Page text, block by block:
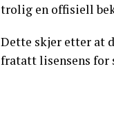
trolig en offisiell
Dette skjer etter at
fratatt lisensens for